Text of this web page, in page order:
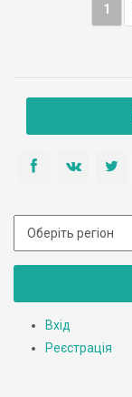
1
Вхід
Реєстрація